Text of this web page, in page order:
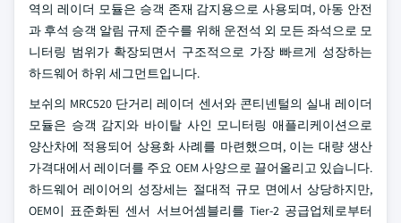
역의 레이더 모듈은 승객 존재 감지용으로 사용되며, 아동 안전
과 후석 승객 알림 규제 준수를 위해 운전석 외 모든 좌석으로 모
니터링 범위가 확장되면서 구조적으로 가장 빠르게 성장하는
하드웨어 하위 세그먼트입니다.
보쉬의 MRC520 단거리 레이더 센서와 콘티넨털의 실내 레이더
모듈은 승객 감지와 바이탈 사인 모니터링 애플리케이션으로
양산차에 적용되어 상용화 사례를 마련했으며, 이는 대량 생산
가격대에서 레이더를 주요 OEM 사양으로 끌어올리고 있습니다.
하드웨어 레이어의 성장세는 절대적 규모 면에서 상당하지만,
OEM이 표준화된 센서 서브어셈블리를 Tier-2 공급업체로부터